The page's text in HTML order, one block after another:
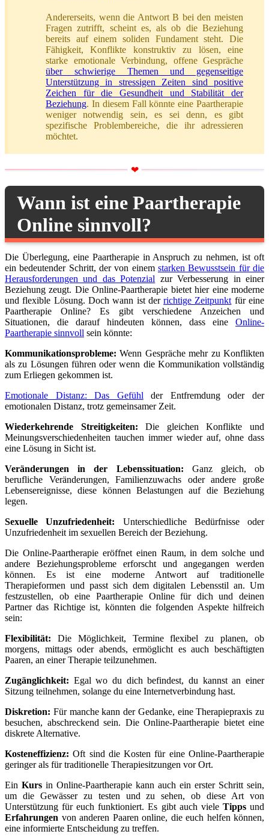
Andererseits, wenn die Antwort B bei den meisten
Fragen zutrifft, scheint es, als ob die Beziehung
bereits auf einem soliden Fundament steht. Die
Fähigkeit, Konflikte konstruktiv zu lösen, eine
starke emotionale Verbindung, offene Gespräche
über schwierige Themen und gegenseitige
Unterstützung in stressigen Zeiten sind positive
Zeichen für die Gesundheit und Stabilität der
Beziehung. In diesem Fall könnte eine Paartherapie
weniger notwendig sein, es sei denn, es gibt
spezifische Problembereiche, die ihr adressieren
möchtet.
Wann ist eine Paartherapie
Online sinnvoll?
Die Überlegung, eine Paartherapie in Anspruch zu nehmen, ist oft
ein bedeutender Schritt, der von einem starken Bewusstsein für die
Herausforderungen und das Potenzial zur Verbesserung in einer
Beziehung zeugt. Die Online-Paartherapie bietet hier eine moderne
und flexible Lösung. Doch wann ist derrichtige Zeitpunkt für eine
Paartherapie Online? Es gibt verschiedene Anzeichen und
Situationen, die darauf hindeuten können, dass eine Online-
Paartherapie sinnvoll sein könnte:
Kommunikationsprobleme: Wenn Gespräche mehr zu Konflikten
als zu Lösungen führen oder wenn die Kommunikation vollständig
zum Erliegen gekommen ist.
Emotionale Distanz: Das Gefühl der Entfremdung oder der
emotionalen Distanz, trotz gemeinsamer Zeit.
Wiederkehrende Streitigkeiten: Die gleichen Konflikte und
Meinungsverschiedenheiten tauchen immer wieder auf, ohne dass
eine Lösung in Sicht ist.
Veränderungen in der Lebenssituation: Ganz gleich, ob
berufliche Veränderungen, Familienzuwachs oder andere große
Lebensereignisse, diese können Belastungen auf die Beziehung
legen.
Sexuelle Unzufriedenheit: Unterschiedliche Bedürfnisse oder
Unzufriedenheit im sexuellen Bereich der Beziehung.
Die Online-Paartherapie eröffnet einen Raum, in dem solche und
andere Beziehungsprobleme erforscht und angegangen werden
können. Es ist eine moderne Antwort auf traditionelle
Therapieformen und passt sich dem digitalen Lebensstil an. Um
festzustellen, ob eine Paartherapie Online für dich und deinen
Partner das Richtige ist, könnten die folgenden Aspekte hilfreich
sein:
Flexibilität: Die Möglichkeit, Termine flexibel zu planen, ob
morgens, mittags oder abends, ermöglicht es auch beschäftigten
Paaren, an einer Therapie teilzunehmen.
Zugänglichkeit: Egal wo du dich befindest, du kannst an einer
Sitzung teilnehmen, solange du eine Internetverbindung hast.
Diskretion: Für manche kann der Gedanke, eine Therapiepraxis zu
besuchen, abschreckend sein. Die Online-Paartherapie bietet eine
diskrete Alternative.
Kosteneffizienz: Oft sind die Kosten für eine Online-Paartherapie
geringer als für traditionelle Therapiesitzungen vor Ort.
Ein Kurs in Online-Paartherapie kann auch ein erster Schritt sein,
um die Gewässer zu testen und zu sehen, ob diese Art von
Unterstützung für euch funktioniert. Es gibt auch viele Tippsund
Erfahrungen von anderen Paaren online, die euch helfen können,
eine informierte Entscheidung zu treffen.